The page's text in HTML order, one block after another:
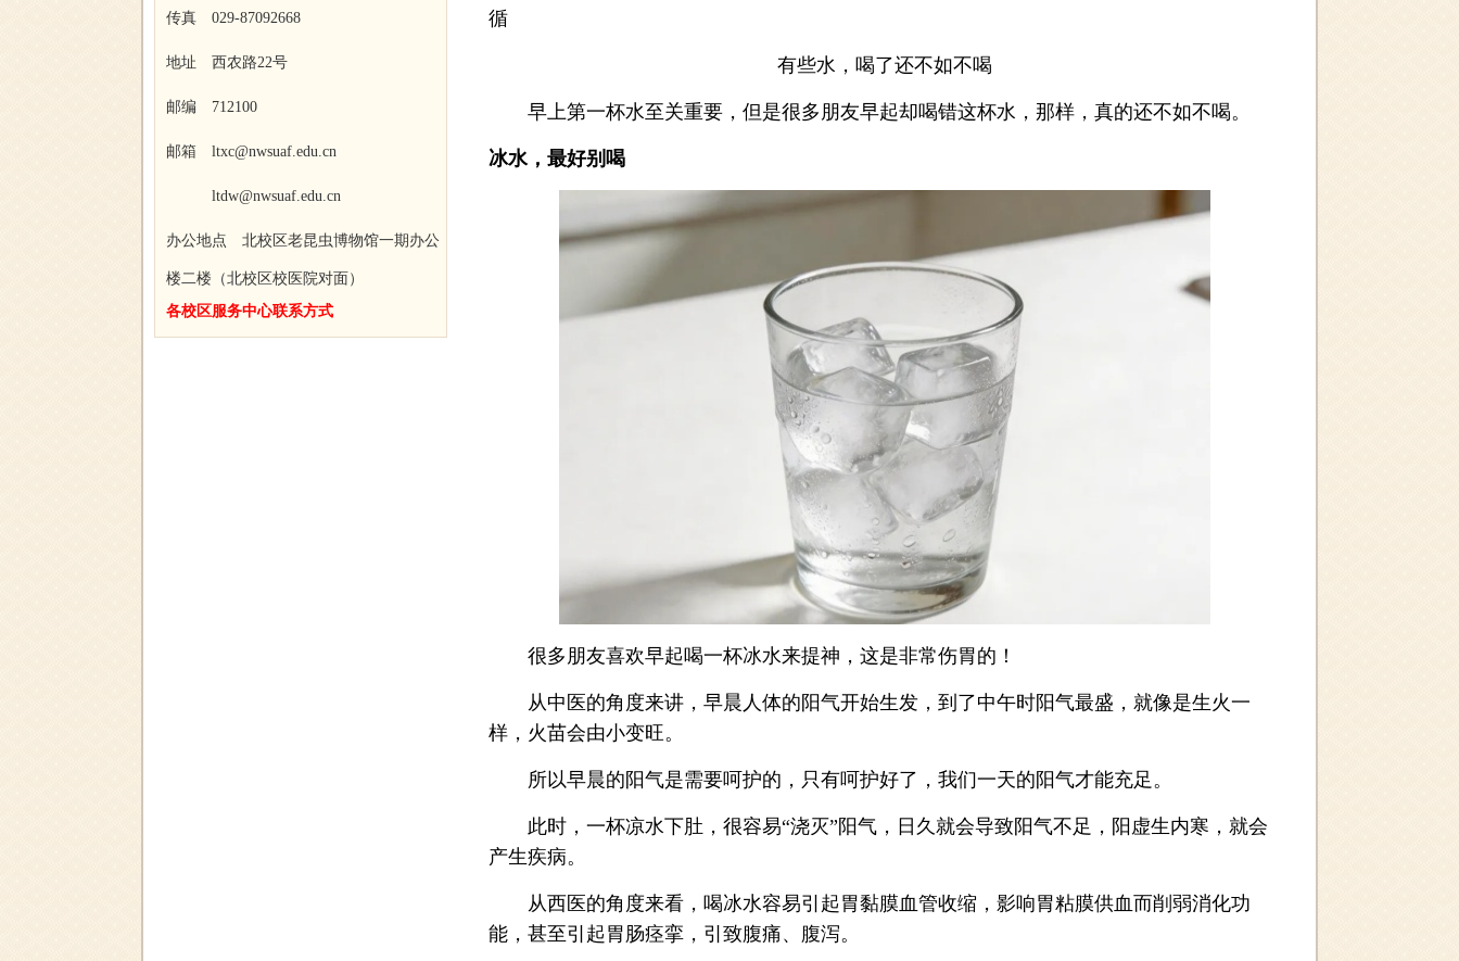
传真 029-87092668
地址 西农路22号
邮编 712100
邮箱 ltxc@nwsuaf.edu.cn
ltdw@nwsuaf.edu.cn
办公地点 北校区老昆虫博物馆一期办公
楼二楼（北校区校医院对面）
各校区服务中心联系方式
循
有些水，喝了还不如不喝
早上第一杯水至关重要，但是很多朋友早起却喝错这杯水，那样，真的还不如不喝。
冰水，最好别喝
很多朋友喜欢早起喝一杯冰水来提神，这是非常伤胃的！
从中医的角度来讲，早晨人体的阳气开始生发，到了中午时阳气最盛，就像是生火一
样，火苗会由小变旺。
所以早晨的阳气是需要呵护的，只有呵护好了，我们一天的阳气才能充足。
此时，一杯凉水下肚，很容易“浇灭”阳气，日久就会导致阳气不足，阳虚生内寒，就会
产生疾病。
从西医的角度来看，喝冰水容易引起胃黏膜血管收缩，影响胃粘膜供血而削弱消化功
能，甚至引起胃肠痉挛，引致腹痛、腹泻。